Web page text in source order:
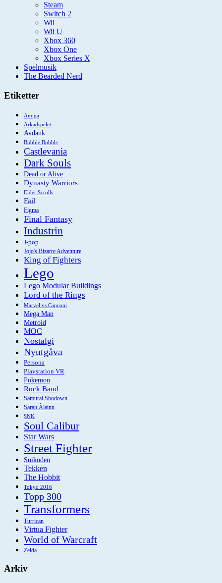
Steam
Switch 2
Wii
Wii U
Xbox 360
Xbox One
Xbox Series X
Spelmusik
The Bearded Nerd
Etiketter
Amiga
Arkadspelet
Avdank
Bubble Bobble
Castlevania
Dark Souls
Dead or Alive
Dynasty Warriors
Elder Scrolls
Fail
Figma
Final Fantasy
Industrin
J-pop
Jojo's Bizarre Adventure
King of Fighters
Lego
Lego Modular Buildings
Lord of the Rings
Marvel vs Capcom
Mega Man
Metroid
MOC
Nostalgi
Nyutgåva
Persona
Playstation VR
Pokemon
Rock Band
Samurai Shodown
Sarah Àlainn
SNK
Soul Calibur
Star Wars
Street Fighter
Suikoden
Tekken
The Hobbit
Tokyo 2016
Topp 300
Transformers
Turrican
Virtua Fighter
World of Warcraft
Zelda
Arkiv